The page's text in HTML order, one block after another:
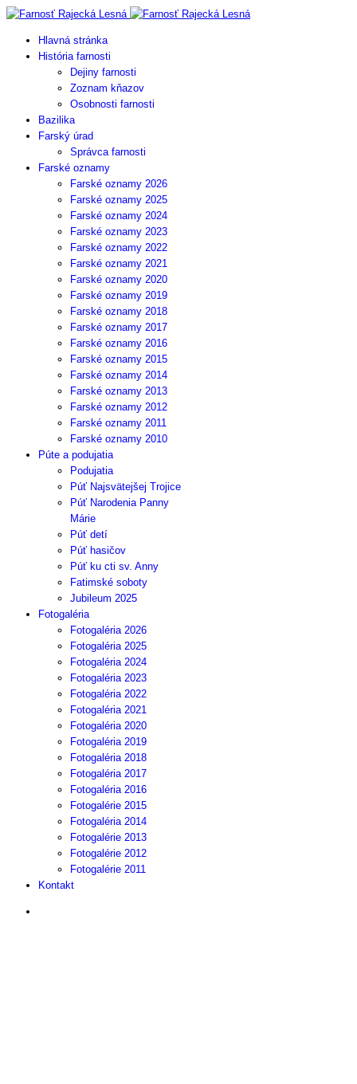
Hlavná stránka
História farnosti
Dejiny farnosti
Zoznam kňazov
Osobnosti farnosti
Bazilika
Farský úrad
Správca farnosti
Farské oznamy
Farské oznamy 2026
Farské oznamy 2025
Farské oznamy 2024
Farské oznamy 2023
Farské oznamy 2022
Farské oznamy 2021
Farské oznamy 2020
Farské oznamy 2019
Farské oznamy 2018
Farské oznamy 2017
Farské oznamy 2016
Farské oznamy 2015
Farské oznamy 2014
Farské oznamy 2013
Farské oznamy 2012
Farské oznamy 2011
Farské oznamy 2010
Púte a podujatia
Podujatia
Púť Najsvätejšej Trojice
Púť Narodenia Panny
Márie
Púť detí
Púť hasičov
Púť ku cti sv. Anny
Fatimské soboty
Jubileum 2025
Fotogaléria
Fotogaléria 2026
Fotogaléria 2025
Fotogaléria 2024
Fotogaléria 2023
Fotogaléria 2022
Fotogaléria 2021
Fotogaléria 2020
Fotogaléria 2019
Fotogaléria 2018
Fotogaléria 2017
Fotogaléria 2016
Fotogalérie 2015
Fotogaléria 2014
Fotogalérie 2013
Fotogalérie 2012
Fotogalérie 2011
Kontakt